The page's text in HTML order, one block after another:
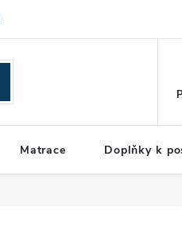
Matrace Doplňky k